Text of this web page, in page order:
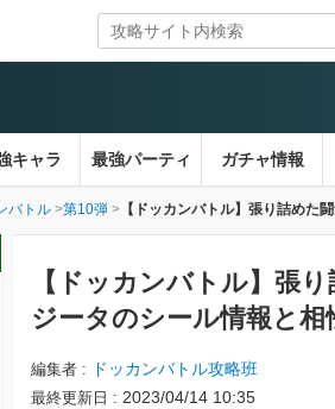
キャラ 最強パーティ ガチャ情報
バトル 第10弾 【ドッカンバトル】張り詰めた
【ドッカンバトル】 張り
ジータのシール情報と相
編集者 ドッカンバトル攻略班
最終更新日 2023/04/14 10:35